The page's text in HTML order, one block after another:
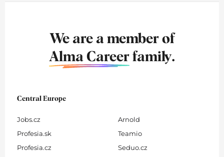
We are a member of
Alma Career family.
Central Europe
Jobs.cz
Profesia.sk
Profesia.cz
Arnold
Teamio
Seduo.cz